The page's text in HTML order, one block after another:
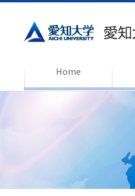
Home